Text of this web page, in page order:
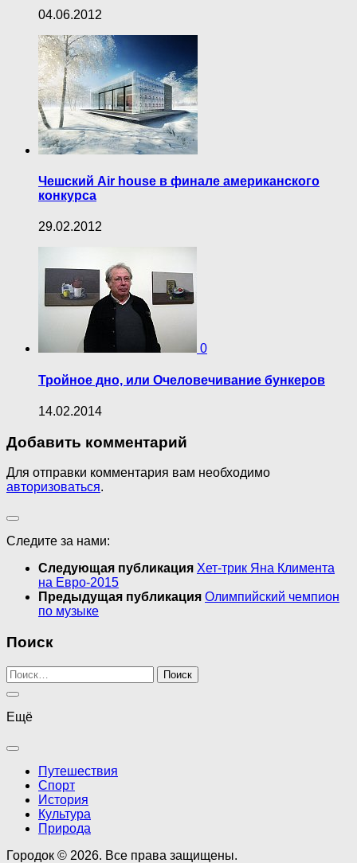
04.06.2012
Чешский Air house в финале американского
конкурса
29.02.2012
0
Тройное дно, или Очеловечивание бункеров
14.02.2014
Добавить комментарий
Для отправки комментария вам необходимо
авторизоваться.
Следите за нами:
Следующая публикация Хет-трик Яна Климента
на Евро-2015
Предыдущая публикация Олимпийский чемпион
по музыке
Поиск
Найти:
Ещё
Путешествия
Спорт
История
Культура
Природа
Городок © 2026. Все права защищены.